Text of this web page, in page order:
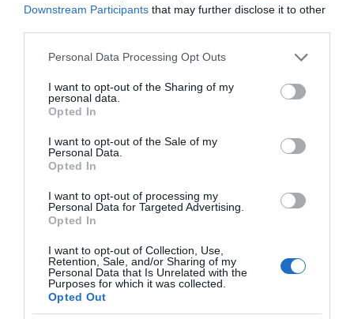
Downstream Participants that may further disclose it to other
Please note that this website/app uses one or more Google
not limited to your visit or usage behaviour. You may click to
grant or deny consent to Google and its third-party tags to
use your data for below specified purposes in below Google
consent section.
Personal Data Processing Opt Outs
I want to opt-out of the Sharing of my
personal data.
Opted In
I want to opt-out of the Sale of my
Personal Data.
Opted In
I want to opt-out of processing my
Personal Data for Targeted Advertising.
Opted In
I want to opt-out of Collection, Use,
Retention, Sale, and/or Sharing of my
Personal Data that Is Unrelated with the
Purposes for which it was collected.
Opted Out
Η ΣΤΗΛΗ ΜΑΣ